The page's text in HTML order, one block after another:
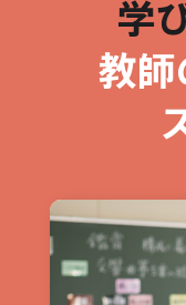
学
教師